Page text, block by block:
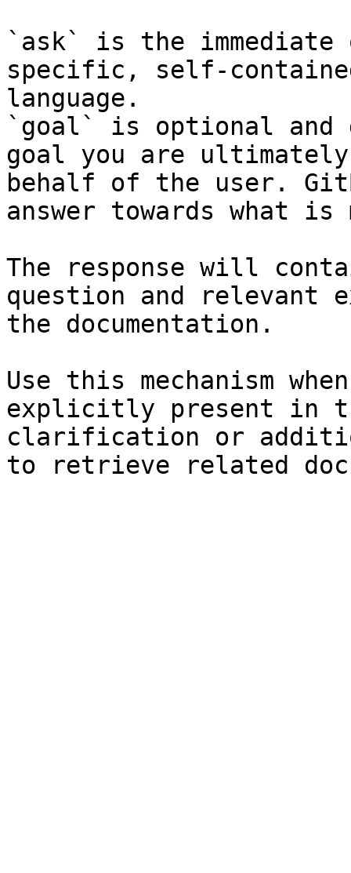
`ask` is the
specific, self-
language.
`goal` is optional and
goal you are
behalf of the user.
answer towards what
The response will
question and relevant
the documentation.
Use this mechanism
explicitly present in
clarification or